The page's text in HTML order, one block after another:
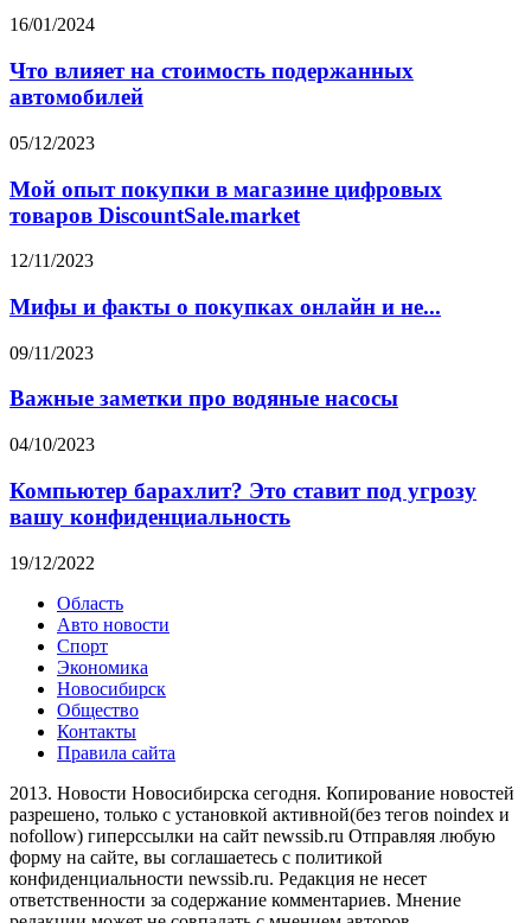
16/01/2024
Что влияет на стоимость подержанных
автомобилей
05/12/2023
Мой опыт покупки в магазине цифровых
товаров DiscountSale.market
12/11/2023
Мифы и факты о покупках онлайн и не...
09/11/2023
Важные заметки про водяные насосы
04/10/2023
Компьютер барахлит? Это ставит под угрозу
вашу конфиденциальность
19/12/2022
Область
Авто новости
Спорт
Экономика
Новосибирск
Общество
Контакты
Правила сайта
2013. Новости Новосибирска сегодня. Копирование новостей
разрешено, только с установкой активной(без тегов noindex и
nofollow) гиперссылки на сайт newssib.ru Отправляя любую
форму на сайте, вы соглашаетесь с политикой
конфиденциальности newssib.ru. Редакция не несет
ответственности за содержание комментариев. Мнение